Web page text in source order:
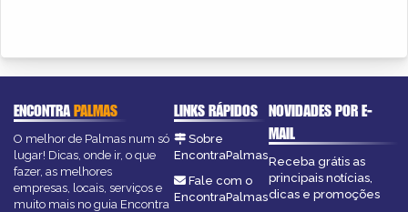
ENCONTRAPALMAS
O melhor de Palmas num só
lugar! Dicas, onde ir, o que
fazer, as melhores
empresas, locais, serviços e
muito mais no guia Encontra
LINKS RÁPIDOS
Sobre
EncontraPalmas
Fale com o
EncontraPalmas
NOVIDADES POR E-
MAIL
Receba grátis as
principais notícias,
dicas e promoções